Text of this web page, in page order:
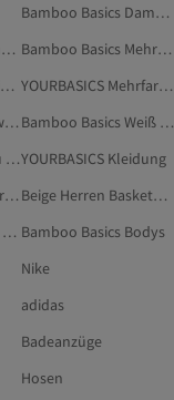
Bamboo Basics Damen Tanktops & Bodys
Bamboo Basics Damen Slips
Bamboo Basics Mehrfarbig Tanktops & Bodys
Herren Basketballtrikots
YOURBASICS Mehrfarbig Unterwäsche & Nachtwäsche
Bamboo Basics Schwarz Tanktops & Bodys
Bamboo Basics Weiß Slips
Bamboo Basics Grau Tanktops & BodysYOURBASICS Kleidung
YOURBASICS Mehrfarbig Kleidung
Beige Herren Basketballtrikots
YOURBASICS Herren Boxershorts Bamboo Basics Bodys
Nike
adidas
Badeanzüge
Hosen